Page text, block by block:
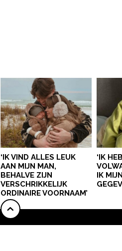
‘IK VIND ALLES LEUK
AAN MIJN MAN,
BEHALVE ZIJN
VERSCHRIKKELIJK
ORDINAIRE VOORNAAM’
‘IK
IK